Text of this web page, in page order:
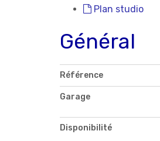
Plan studio
Général
Référence
Garage
Disponibilité